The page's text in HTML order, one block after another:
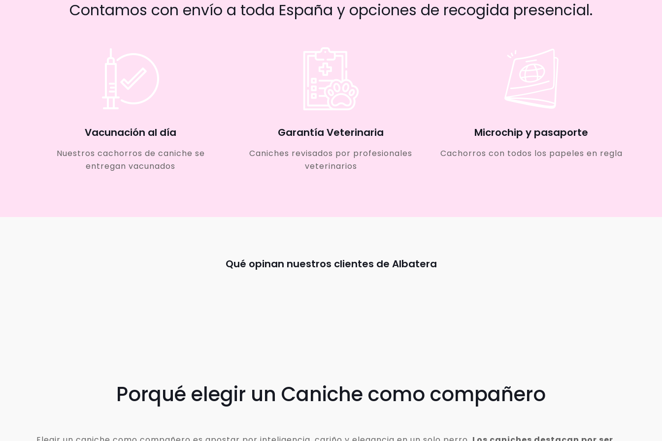
Contamos con envío a toda España y opciones de recogida presencial.
Vacunación al día
Nuestros cachorros de caniche se
entregan vacunados
Garantía Veterinaria
Caniches revisados por profesionales
veterinarios
Microchip y pasaporte
Cachorros con todos los papeles en regla
Qué opinan nuestros clientes de Albatera
Porqué elegir un Caniche como compañero